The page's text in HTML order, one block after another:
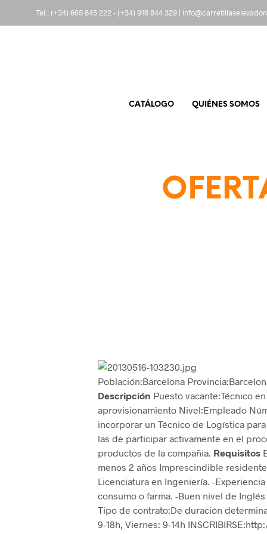
Tel.: (+34) 665 845 222- (+34) 918 844 329 |
CATÁLOGO QUIÉNES SOMOS
Población:Barcelona
Descripción Puesto vacante:Técnico
aprovisionamiento Nivel:Empleado
incorporar un Técnico de Logística
las de participar activamente en el
productos de la compañia. Requisitos
menos 2 años Imprescindible
Licenciatura en Ingeniería. -
consumo o farma. -Buen nivel de
Tipo de contrato:De duración
9-18h, Viernes: 9-14h